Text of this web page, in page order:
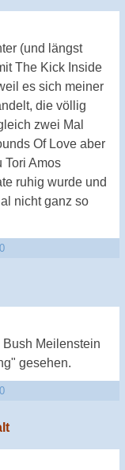
(und längst
The Kick Inside
es sich meiner
die völlig
zwei Mal
Of Love aber
Tori Amos
ruhig wurde und
nicht ganz so
0
Bush Meilenstein
gesehen.
0